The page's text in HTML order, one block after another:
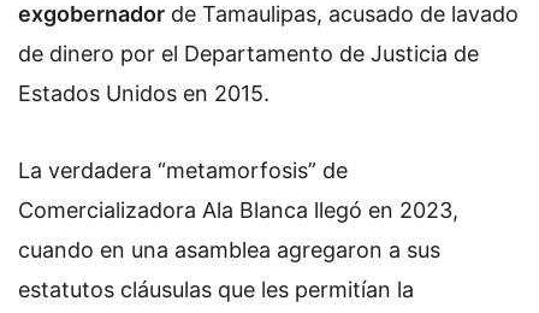
exgobernador de Tamaulipas, acusado de lavado
de dinero por el Departamento de Justicia de
Estados Unidos en 2015.
La verdadera “metamorfosis” de
Comercializadora Ala Blanca llegó en 2023,
cuando en una asamblea agregaron a sus
estatutos cláusulas que les permitían la